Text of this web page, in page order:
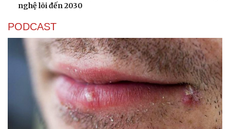
Dinh dưỡng - món ngon
Nhi khoa
Nam khoa
Làm đẹp - giảm cân
Đời sống
Nhà đẹp
Blog
Tình yêu - Gia đình
nghệ lõi đến 2030
PODCAST